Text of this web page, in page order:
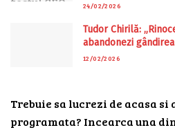
24/02/2026
Tudor Chirilă:
abandonezi
12/02/2026
Trebuie sa lucrezi de acasa
programata? Incearca una